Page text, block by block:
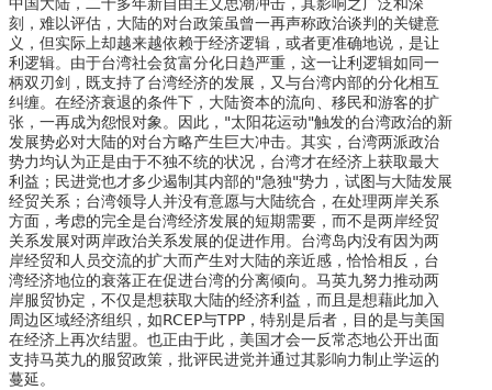
刻，难以评估，大陆的对台政策虽曾一再声称政治谈判的关键意
义，但实际上却越来越依赖于经济逻辑，或者更准确地说，是让
利逻辑。由于台湾社会贫富分化日趋严重，这一让利逻辑如同一
柄双刃剑，既支持了台湾经济的发展，又与台湾内部的分化相互
纠缠。在经济衰退的条件下，大陆资本的流向、移民和游客的扩
张，一再成为怨恨对象。因此，"太阳花运动"触发的台湾政治的新
发展势必对大陆的对台方略产生巨大冲击。其实，台湾两派政治
势力均认为正是由于不独不统的状况，台湾才在经济上获取最大
利益；民进党也才多少遏制其内部的"急独"势力，试图与大陆发展
经贸关系；台湾领导人并没有意愿与大陆统合，在处理两岸关系
方面，考虑的完全是台湾经济发展的短期需要，而不是两岸经贸
关系发展对两岸政治关系发展的促进作用。台湾岛内没有因为两
岸经贸和人员交流的扩大而产生对大陆的亲近感，恰恰相反，台
湾经济地位的衰落正在促进台湾的分离倾向。马英九努力推动两
岸服贸协定，不仅是想获取大陆的经济利益，而且是想藉此加入
周边区域经济组织，如RCEP与TPP，特别是后者，目的是与美国
在经济上再次结盟。也正由于此，美国才会一反常态地公开出面
支持马英九的服贸政策，批评民进党并通过其影响力制止学运的
蔓延。